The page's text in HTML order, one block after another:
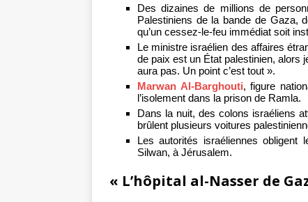
Des dizaines de millions de
Palestiniens de la bande de Gaza,
qu’un cessez-le-feu immédiat soit
Le ministre israélien des affaires
de paix est un État palestinien, alors
aura pas. Un point c’est tout ».
Marwan Al-Barghouti, figure
l’isolement dans la prison de Ramla.
Dans la nuit, des colons israéliens
brûlent plusieurs voitures
Les autorités israéliennes
Silwan, à Jérusalem.
« L’hôpital al-Nasser de